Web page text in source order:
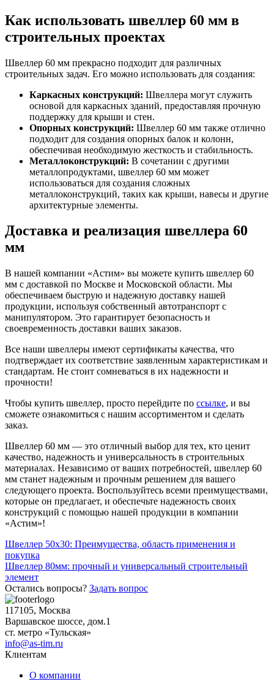
Олово,
cвинец,
цинк,
Хомуты
Как использовать швеллер 60 мм в
строительных проектах
Швеллер 60 мм прекрасно подходит для различных
строительных задач. Его можно использовать для создания:
Каркасных конструкций: Швеллера могут служить
основой для каркасных зданий, предоставляя прочную
поддержку для крыши и стен.
Опорных конструкций: Швеллер 60 мм также отлично
подходит для создания опорных балок и колонн,
обеспечивая необходимую жесткость и стабильность.
Металлоконструкций: В сочетании с другими
металлопродуктами, швеллер 60 мм может
использоваться для создания сложных
металлоконструкций, таких как крыши, навесы и другие
архитектурные элементы.
Доставка и реализация швеллера 60
мм
В нашей компании «Астим» вы можете купить швеллер 60
мм с доставкой по Москве и Московской области. Мы
обеспечиваем быструю и надежную доставку нашей
продукции, используя собственный автотранспорт с
манипулятором. Это гарантирует безопасность и
своевременность доставки ваших заказов.
Все наши швеллеры имеют сертификаты качества, что
подтверждает их соответствие заявленным характеристикам и
стандартам. Не стоит сомневаться в их надежности и
прочности!
Чтобы купить швеллер, просто перейдите по ссылке, и вы
сможете ознакомиться с нашим ассортиментом и сделать
заказ.
Швеллер 60 мм — это отличный выбор для тех, кто ценит
качество, надежность и универсальность в строительных
материалах. Независимо от ваших потребностей, швеллер 60
мм станет надежным и прочным решением для вашего
следующего проекта. Воспользуйтесь всеми преимуществами,
которые он предлагает, и обеспечьте надежность своих
конструкций с помощью нашей продукции в компании
«Астим»!
Навигация
по
записям
Швеллер 50х30: Преимущества, область применения и
покупка
Швеллер 80мм: прочный и универсальный строительный
элемент
Остались вопросы? Задать вопрос
117105, Москва
Варшавское шоссе, дом.1
ст. метро «Тульская»
info@as-tim.ru
Клиентам
О компании